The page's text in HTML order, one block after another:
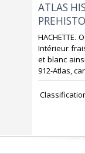
‎ATLAS
‎HACHETTE.
Intérieur
et blanc
912-Atlas,